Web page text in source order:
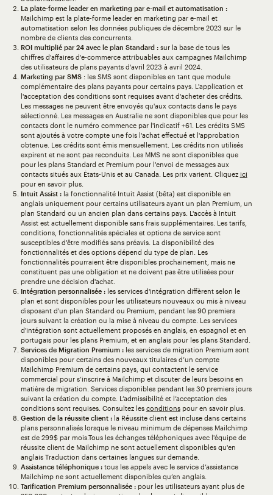
La plate-forme leader en marketing par e-mail et automatisation :
Mailchimp est la plate-forme leader en marketing par e-mail et
automatisation selon les données publiques de décembre 2023 sur le
nombre de clients des concurrents.
ROI multiplié par 24 avec le plan Standard :sur la base de tous les
chiffres d'affaires d'e-commerce attribuables aux campagnes Mailchimp
des utilisateurs de plans payants d'avril 2023 à avril 2024.
Marketing par SMS: les SMS sont disponibles en tant que module
complémentaire des plans payants pour certains pays. L'application et
l'acceptation des conditions sont requises avant d'acheter des crédits.
Les messages ne peuvent être envoyés qu'aux contacts dans le pays
sélectionné. Les messages en Australie ne sont disponibles que pour les
contacts dont le numéro commence par l'indicatif +61. Les crédits SMS
sont ajoutés à votre compte une fois l'achat effectué et l'approbation
obtenue. Les crédits sont émis mensuellement. Les crédits non utilisés
expirent et ne sont pas reconduits. Les MMS ne sont disponibles que
pour les plans Standard et Premium pour l'envoi de messages aux
contacts situés aux États-Unis et au Canada. Les prix varient. Cliquez ici
pour en savoir plus.
Intuit Assist :la fonctionnalité Intuit Assist (bêta) est disponible en
anglais uniquement pour certains utilisateurs ayant un plan Premium, un
plan Standard ou un ancien plan dans certains pays. L'accès à Intuit
Assist est actuellement disponible sans frais supplémentaires. Les tarifs,
conditions, fonctionnalités spéciales et options de service sont
susceptibles d'être modifiés sans préavis. La disponibilité des
fonctionnalités et des options dépend du type de plan. Les
fonctionnalités pourraient être disponibles prochainement, mais ne
constituent pas une obligation et ne doivent pas être utilisées pour
prendre une décision d'achat.
Intégration personnalisée :les services d'intégration diffèrent selon le
plan et sont disponibles pour les utilisateurs nouveaux ou mis à niveau
disposant d'un plan Standard ou Premium, pendant les 90 premiers
jours suivant la création ou la mise à niveau du compte. Les services
d'intégration sont actuellement proposés en anglais, en espagnol et en
portugais pour les plans Premium, et en anglais pour les plans Standard.
Services de Migration Premium :les services de migration Premium sont
disponibles pour certains des nouveaux titulaires d’un compte
Mailchimp Premium de certains pays, qui contactent le service
commercial pour s’inscrire à Mailchimp et discuter de leurs besoins en
matière de migration. Services disponibles pendant les 30 premiers jours
suivant la création du compte. L’admissibilité et l’acceptation des
conditions sont requises. Consultez les conditionspour en savoir plus.
Gestion de la réussite client :la Réussite client est incluse dans certains
plans personnalisés lorsque le niveau minimum de dépenses Mailchimp
est de 299$ par mois.Tous les échanges téléphoniques avec l'équipe de
réussite client de Mailchimp ne sont actuellement disponibles qu'en
anglais Traduction dans certaines langues sur demande.
Assistance téléphonique :tous les appels avec le service d’assistance
Mailchimp ne sont actuellement disponibles qu’en anglais.
Tarification Premium personnalisée :pour les utilisateurs ayant plus de